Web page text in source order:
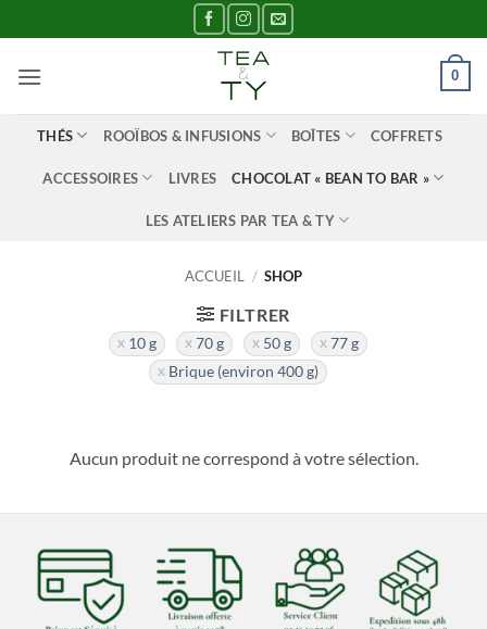
au
contenu
0
THÉS ROOÏBOS & INFUSIONS BOÎTES COFFRETS
ACCESSOIRES LIVRES CHOCOLAT « BEAN TO BAR »
LES ATELIERS PAR TEA & TY
ACCUEIL / SHOP
FILTRER
10 g 70 g 50 g
77 g
Brique (environ 400 g)
Aucun produit ne correspond à votre sélection.